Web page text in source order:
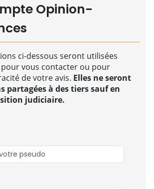
Opinion-
ci-dessous seront utilisées
vous contacter ou pour
de votre avis. Elles ne seront
partagées à des tiers sauf en
judiciaire.